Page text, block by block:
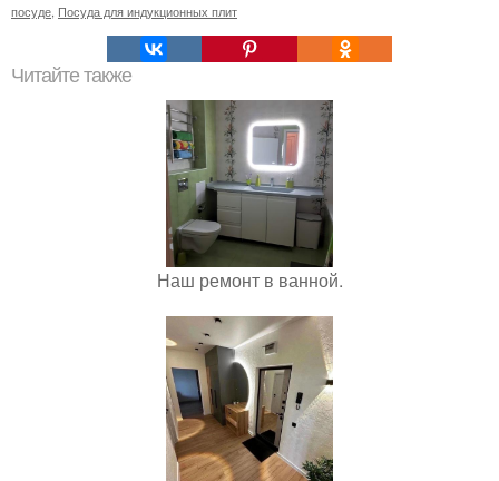
посуде Посуда для индукционных плит
Читайте также
Наш ремонт в ванной.